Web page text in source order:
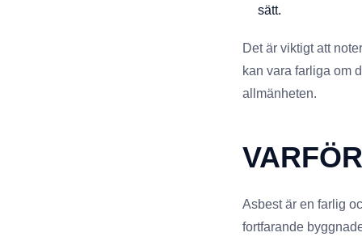
sätt.
Det är viktigt att
kan vara farliga om
allmänheten.
Asbest är en farlig
fortfarande